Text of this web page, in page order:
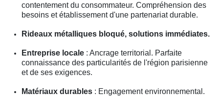
contentement du consommateur. Compréhension des
besoins et établissement d'une partenariat durable.
Rideaux métalliques bloqué, solutions immédiates.
Entreprise locale : Ancrage territorial. Parfaite
connaissance des particularités de l'région parisienne
et de ses exigences.
Matériaux durables : Engagement environnemental.